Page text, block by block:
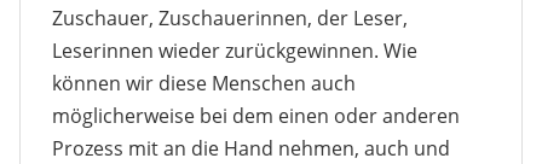
Zuschauer, Zuschauerinnen, der Leser,
Leserinnen wieder zurückgewinnen. Wie
können wir diese Menschen auch
möglicherweise bei dem einen oder anderen
Prozess mit an die Hand nehmen, auch und